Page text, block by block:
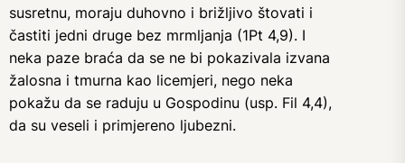
susretnu, moraju duhovno i brižljivo štovati i
častiti jedni druge bez mrmljanja (1Pt 4,9). I
neka paze braća da se ne bi pokazivala izvana
žalosna i tmurna kao licemjeri, nego neka
pokažu da se raduju u Gospodinu (usp. Fil 4,4),
da su veseli i primjereno ljubezni.